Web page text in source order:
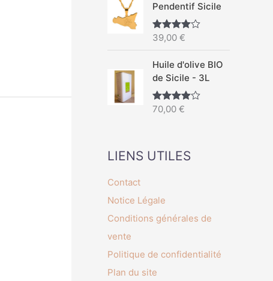
Pendentif Sicile
Note4.67
39,00 €
Huile d'olive BIO
de Sicile - 3L
Note4.50
70,00 €
LIENS UTILES
Contact
Notice Légale
Conditions générales de
vente
Politique de confidentialité
Plan du site